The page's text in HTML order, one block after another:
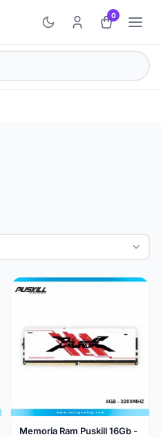
0
Memoria Ram Puskill 16Gb -